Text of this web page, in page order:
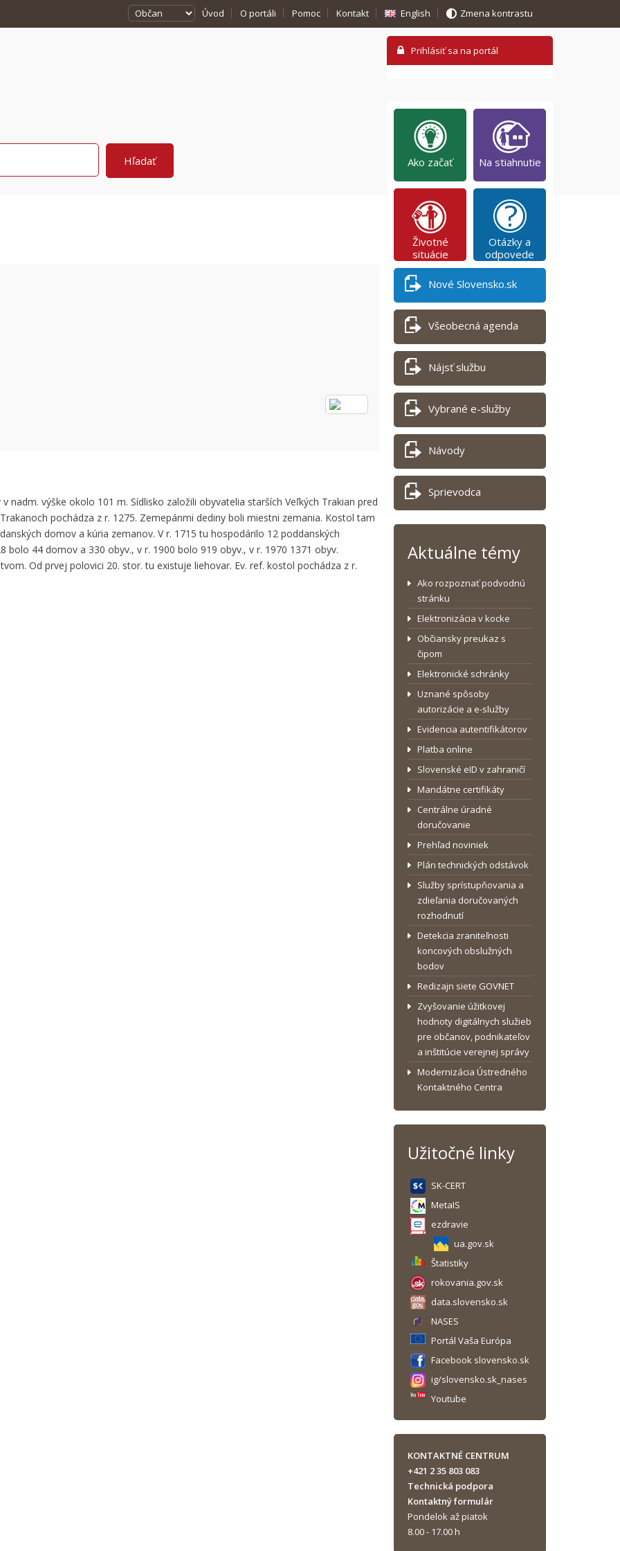
Úvod O portáli Pomoc Kontakt English Zmena kontrastu
nadm. výške okolo 101 m. Sídlisko založili obyvatelia starších Veľkých Trakian pred
pochádza z r. 1275. Zemepánmi dediny boli miestni zemania. Kostol tam
domov a kúria zemanov. V r. 1715 tu hospodárilo 12 poddanských
44 domov a 330 obyv., v r. 1900 bolo 919 obyv., v r. 1970 1371 obyv.
Od prvej polovici 20. stor. tu existuje liehovar. Ev. ref. kostol pochádza z r.
Ako začať Na stiahnutie
Životné
situácie
Otázky a
odpovede
Nové Slovensko.sk
Všeobecná agenda
Nájsť službu
Vybrané e-služby
Návody
Sprievodca
Aktuálne témy
Ako rozpoznať podvodnú
stránku
Elektronizácia v kocke
Občiansky preukaz s
čipom
Elektronické schránky
Uznané spôsoby
autorizácie a e-služby
Evidencia autentifikátorov
Platba online
Slovenské eID v zahraničí
Mandátne certifikáty
Centrálne úradné
doručovanie
Prehľad noviniek
Plán technických odstávok
Služby sprístupňovania a
zdieľania doručovaných
rozhodnutí
Detekcia zraniteľnosti
koncových obslužných
bodov
Redizajn siete GOVNET
Zvyšovanie úžitkovej
hodnoty digitálnych služieb
pre občanov, podnikateľov
a inštitúcie verejnej správy
Modernizácia Ústredného
Kontaktného Centra
Užitočné linky
SK-CERT
MetaIS
ezdravie
ua.gov.sk
Štatistiky
rokovania.gov.sk
data.slovensko.sk
NASES
Portál Vaša Európa
Facebook slovensko.sk
ig/slovensko.sk_nases
Youtube
KONTAKTNÉ CENTRUM
+421 2 35 803 083
Technická podpora
Kontaktný formulár
Pondelok až piatok
8.00 - 17.00 h